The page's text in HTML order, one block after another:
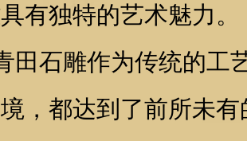
有独特的艺术魅力。
石雕作为传统的工
，都达到了前所未